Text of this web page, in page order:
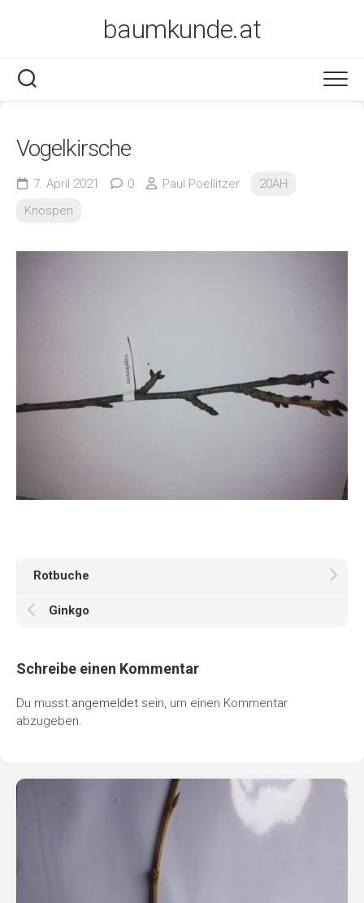
baumkunde.at
Vogelkirsche
7. April 2021 0 Paul Poellitzer
20AH
Knospen
Rotbuche
Ginkgo
Schreibe einen Kommentar
Du musst angemeldet sein, um einen Kommentar
abzugeben.